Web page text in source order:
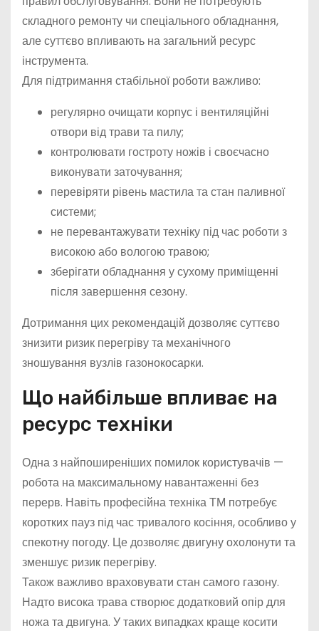
складного ремонту чи спеціального обладнання,
але суттєво впливають на загальний ресурс
інструмента.
Для підтримання стабільної роботи важливо:
регулярно очищати корпус і вентиляційні
отвори від трави та пилу;
контролювати гостроту ножів і своєчасно
виконувати заточування;
перевіряти рівень мастила та стан паливної
системи;
не перевантажувати техніку під час роботи з
високою або вологою травою;
зберігати обладнання у сухому приміщенні
після завершення сезону.
Дотримання цих рекомендацій дозволяє суттєво
знизити ризик перегріву та механічного
зношування вузлів газонокосарки.
Що найбільше впливає на
ресурс техніки
Одна з найпоширеніших помилок користувачів —
робота на максимальному навантаженні без
перерв. Навіть професійна техніка ТМ потребує
коротких пауз під час тривалого косіння, особливо у
спекотну погоду. Це дозволяє двигуну охолонути та
зменшує ризик перегріву.
Також важливо враховувати стан самого газону.
Надто висока трава створює додатковий опір для
ножа та двигуна. У таких випадках краще косити